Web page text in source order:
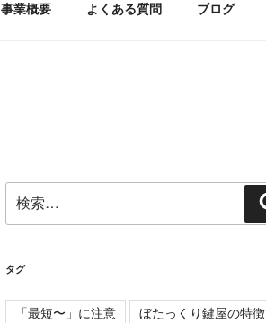
事業概要 よくある質問 ブログ
索:
タグ
「最短〜」に注意 ぼたっくり鍵屋の特徴